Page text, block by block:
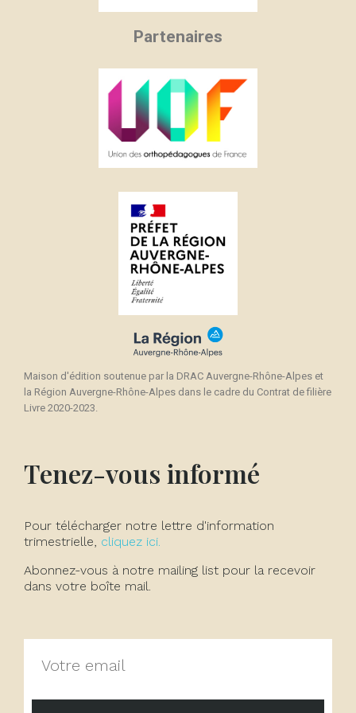
Partenaires
Maison d'édition soutenue par la DRAC Auvergne-Rhône-Alpes et
la Région Auvergne-Rhône-Alpes dans le cadre du Contrat de filière
Livre 2020-2023.
Tenez-vous informé
Pour télécharger notre lettre d'information
trimestrielle, cliquez ici.
Abonnez-vous à notre mailing list pour la recevoir
dans votre boîte mail.